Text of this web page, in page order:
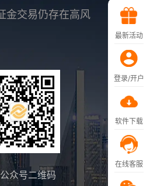
金交易仍存在高风
众号二维码
最新活动
登录/开户
软件下载
在线客服